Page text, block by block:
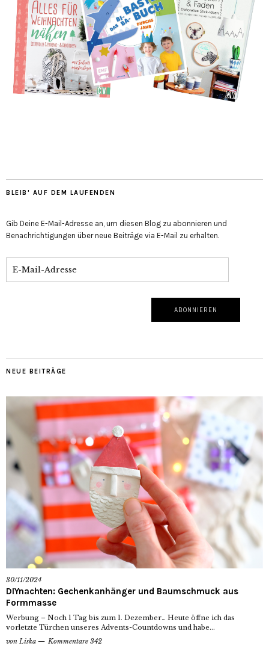
BLEIB' AUF DEM LAUFENDEN
Gib Deine E-Mail-Adresse an, um diesen Blog zu abonnieren und
Benachrichtigungen über neue Beiträge via E-Mail zu erhalten.
NEUE BEITRÄGE
30/11/2024
DIYnachten: Gechenkanhänger und Baumschmuck aus
Formmasse
Werbung – Noch 1 Tag bis zum 1. Dezember… Heute öffne ich das
vorletzte Türchen unseres Advents-Countdowns und habe...
von Liska Kommentare 342